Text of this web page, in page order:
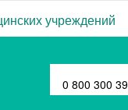
учреждений
0 800 300